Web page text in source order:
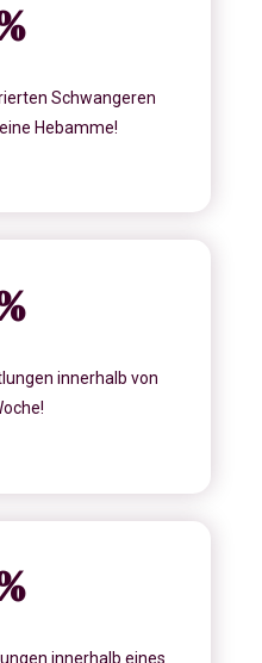
Schwangeren
Hebamme!
innerhalb von
innerhalb eines